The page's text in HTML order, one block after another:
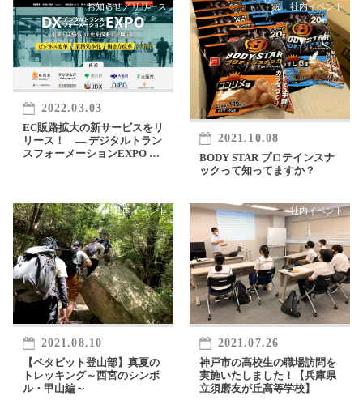
お知らせ／リリース
2022.03.03
EC販路拡大の新サービスをリ
リース！ ― デジタルトラン
スフォーメーションEXPO 出
社内イベント
2021.10.08
BODY STAR プロテインスナ
ックって知ってますか？
社内イベント
2021.08.10
【ペタビット登山部】真夏の
トレッキング～西宮のシンボ
ル・甲山編～
社内イベント
2021.07.26
神戸市の高校生の職場訪問を
実施いたしました！【兵庫県
立須磨友が丘高等学校】